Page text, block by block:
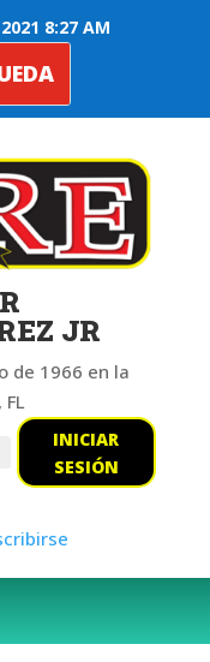
8:27 AM
JR
de 1966 en la
INICIAR
SESIÓN